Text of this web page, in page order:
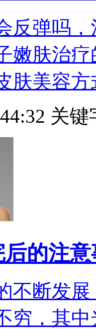
反弹吗
嫩肤治
肤美容方
关键
的注
不断发
穷，其